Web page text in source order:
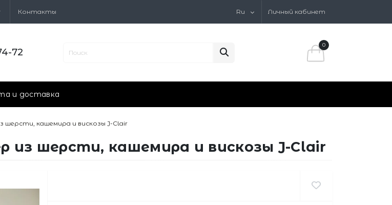
Контакты Ru Личный кабинет
72
0
и доставка
кашемира и вискозы J-Clair
шерсти, кашемира и вискозы J-Clair